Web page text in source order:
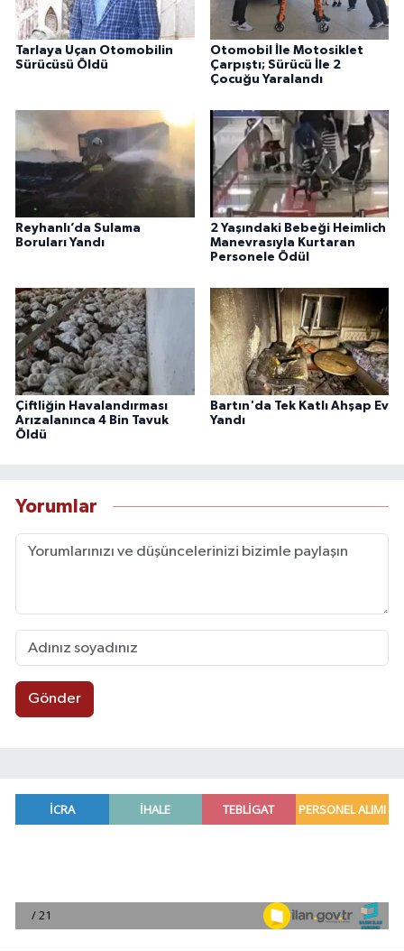
Tarlaya Uçan Otomobilin
Sürücüsü Öldü
Otomobil İle Motosiklet
Çarpıştı; Sürücü İle 2
Çocuğu Yaralandı
Reyhanlı’da Sulama
Boruları Yandı
2 Yaşındaki Bebeği Heimlich
Manevrasıyla Kurtaran
Personele Ödül
Çiftliğin Havalandırması
Arızalanınca 4 Bin Tavuk
Öldü
Bartın'da Tek Katlı Ahşap Ev
Yandı
Yorumlar
Gönder